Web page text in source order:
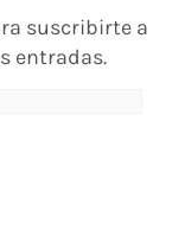
suscribirte a
entradas.